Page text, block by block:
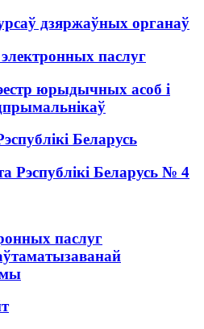
дзяржаўных органаў
паслуг
юрыдычных асоб і
Беларусь
Рэспублікі Беларусь № 4
паслуг